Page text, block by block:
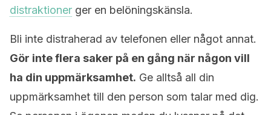
distraktioner ger en belöningskänsla.
Bli inte distraherad av telefonen eller något annat.
Gör inte flera saker på en gång när någon vill
ha din uppmärksamhet. Ge alltså all din
uppmärksamhet till den person som talar med dig.